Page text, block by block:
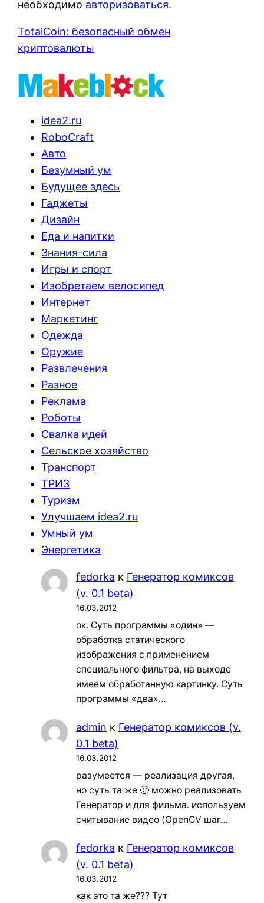
необходимо авторизоваться.
TotalCoin: безопасный обмен
криптовалюты
idea2.ru
RoboCraft
Авто
Безумный ум
Будущее здесь
Гаджеты
Дизайн
Еда и напитки
Знания-сила
Игры и спорт
Изобретаем велосипед
Интернет
Маркетинг
Одежда
Оружие
Развлечения
Разное
Реклама
Роботы
Свалка идей
Сельское хозяйство
Транспорт
ТРИЗ
Туризм
Улучшаем idea2.ru
Умный ум
Энергетика
fedorka к Генератор комиксов
(v. 0.1 beta)
16.03.2012
ок. Суть программы «один» —
обработка статического
изображения с применением
специального фильтра, на выходе
имеем обработанную картинку. Суть
программы «два»…
admin к Генератор комиксов (v.
0.1 beta)
16.03.2012
разумеется — реализация другая,
но суть та же 🙂 можно реализовать
Генератор и для фильма. используем
считывание видео (OpenCV шаг…
fedorka к Генератор комиксов
(v. 0.1 beta)
16.03.2012
как это та же??? Тут